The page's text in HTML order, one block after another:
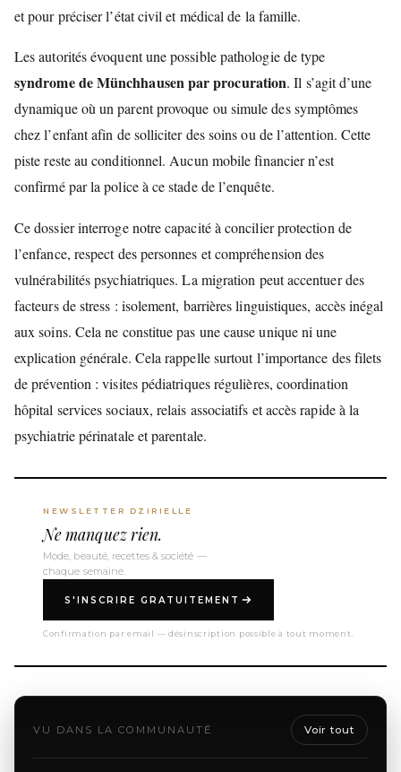
et pour préciser l’état civil et médical de la famille.
Les autorités évoquent une possible pathologie de type
syndrome de Münchhausen par procuration. Il s’agit d’une
dynamique où un parent provoque ou simule des symptômes
chez l’enfant afin de solliciter des soins ou de l’attention. Cette
piste reste au conditionnel. Aucun mobile financier n’est
confirmé par la police à ce stade de l’enquête.
Ce dossier interroge notre capacité à concilier protection de
l’enfance, respect des personnes et compréhension des
vulnérabilités psychiatriques. La migration peut accentuer des
facteurs de stress : isolement, barrières linguistiques, accès inégal
aux soins. Cela ne constitue pas une cause unique ni une
explication générale. Cela rappelle surtout l’importance des filets
de prévention : visites pédiatriques régulières, coordination
hôpital services sociaux, relais associatifs et accès rapide à la
psychiatrie périnatale et parentale.
NEWSLETTER DZIRIELLE
Ne manquez rien.
Mode, beauté, recettes & société —
chaque semaine.
S'INSCRIRE GRATUITEMENT
Confirmation par email — désinscription possible à tout moment.
VU DANS LA COMMUNAUTÉ Voir tout